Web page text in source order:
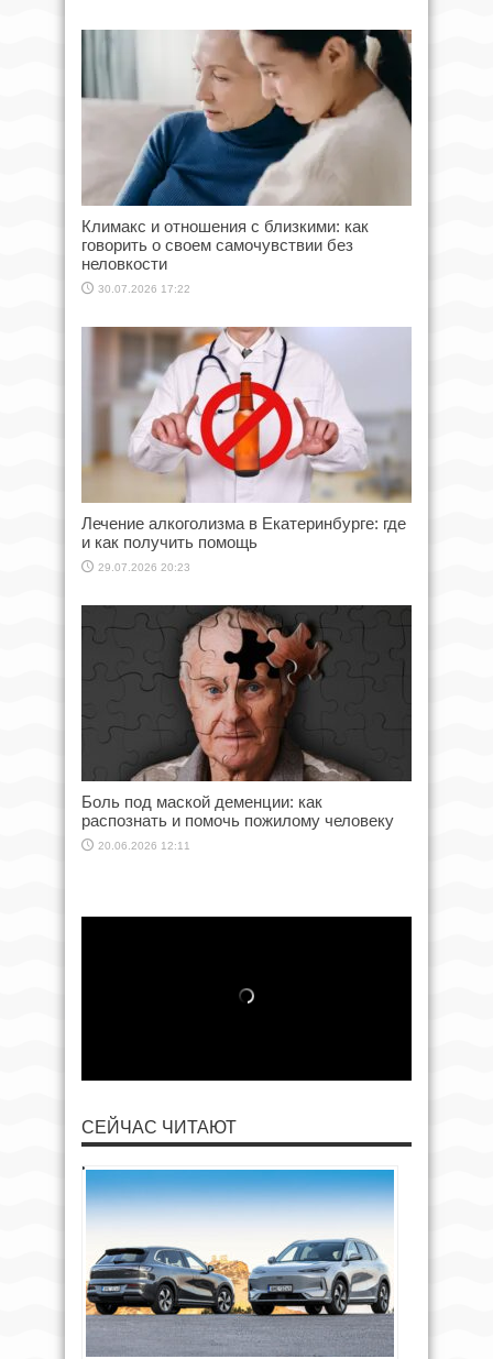
Климакс и отношения с близкими: как
говорить о своем самочувствии без
неловкости
30.07.2026 17:22
Лечение алкоголизма в Екатеринбурге: где
и как получить помощь
29.07.2026 20:23
Боль под маской деменции: как
распознать и помочь пожилому человеку
20.06.2026 12:11
СЕЙЧАС ЧИТАЮТ